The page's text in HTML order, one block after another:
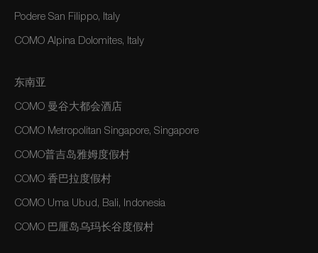
Podere San Filippo, Italy
COMO Alpina Dolomites, Italy
东南亚
COMO 曼谷大都会酒店
COMO Metropolitan Singapore, Singapore
COMO普吉岛雅姆度假村
COMO 香巴拉度假村
COMO Uma Ubud, Bali, Indonesia
COMO 巴厘岛乌玛长谷度假村